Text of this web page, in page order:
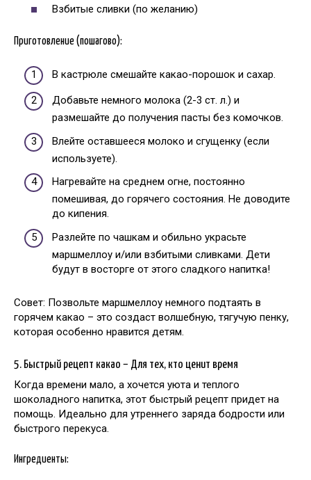
Взбитые сливки (по желанию)
Приготовление (пошагово):
В кастрюле смешайте какао-порошок и сахар.
Добавьте немного молока (2-3 ст. л.) и
размешайте до получения пасты без комочков.
Влейте оставшееся молоко и сгущенку (если
используете).
Нагревайте на среднем огне, постоянно
помешивая, до горячего состояния. Не доводите
до кипения.
Разлейте по чашкам и обильно украсьте
маршмеллоу и/или взбитыми сливками. Дети
будут в восторге от этого сладкого напитка!
Совет: Позвольте маршмеллоу немного подтаять в
горячем какао – это создаст волшебную, тягучую пенку,
которая особенно нравится детям.
5. Быстрый рецепт какао – Для тех, кто ценит время
Когда времени мало, а хочется уюта и теплого
шоколадного напитка, этот быстрый рецепт придет на
помощь. Идеально для утреннего заряда бодрости или
быстрого перекуса.
Ингредиенты: